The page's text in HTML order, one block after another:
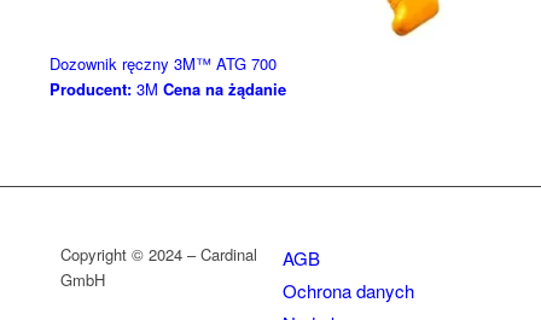
Dozownik ręczny 3M™ ATG 700
Producent:3M Cena na żądanie
Copyright © 2024 – Cardinal
GmbH
AGB
Ochrona danych